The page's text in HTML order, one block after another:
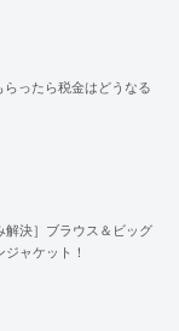
らったら税金はどうなる
解決］ブラウス＆ビッグ
ャケット！